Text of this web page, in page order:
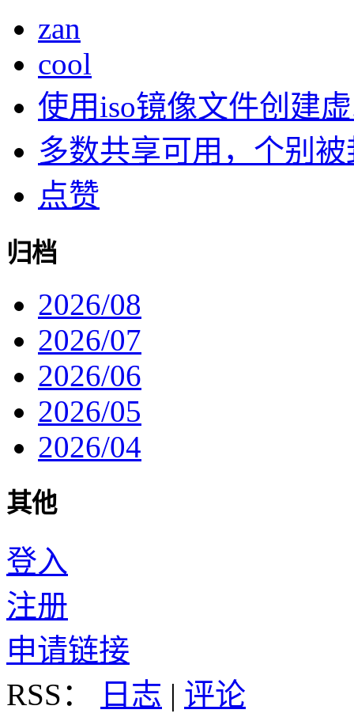
zan
cool
使用iso镜像文件创建
多数共享可用，个别被
点赞
归档
2026/08
2026/07
2026/06
2026/05
2026/04
其他
登入
注册
申请链接
RSS：
日志 | 评论